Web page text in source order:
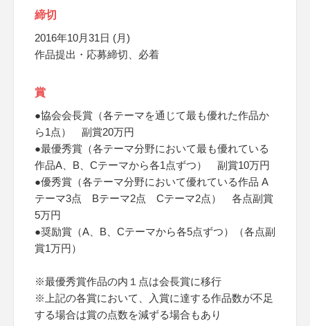
締切
2016年10月31日 (月)
作品提出・応募締切、必着
賞
●協会会長賞（各テーマを通じて最も優れた作品か
ら1点） 副賞20万円
●最優秀賞（各テーマ分野において最も優れている
作品A、B、Cテーマから各1点ずつ） 副賞10万円
●優秀賞（各テーマ分野において優れている作品 A
テーマ3点 Bテーマ2点 Cテーマ2点） 各点副賞
5万円
●奨励賞（A、B、Cテーマから各5点ずつ）（各点副
賞1万円）
※最優秀賞作品の内１点は会長賞に移行
※上記の各賞において、入賞に達する作品数が不足
する場合は賞の点数を減ずる場合もあり